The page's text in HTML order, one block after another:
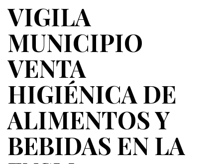
VIGILA
MUNICIPIO
VENTA
HIGIÉNICA DE
ALIMENTOS Y
BEBIDAS EN LA